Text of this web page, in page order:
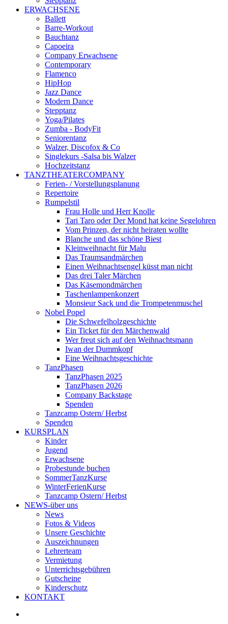
ERWACHSENE
Ballett
Barre-Workout
Bauchtanz
Capoeira
Company Erwachsene
Contemporary
Flamenco
HipHop
Jazz Dance
Modern Dance
Stepptanz
Yoga/Pilates
Zumba - BodyFit
Seniorentanz
Walzer, Discofox & Co
Singlekurs -Salsa bis Walzer
Hochzeitstanz
TANZTHEATERCOMPANY
Ferien- / Vorstellungsplanung
Repertoire
Rumpelstil
Frau Holle und Herr Knolle
Tari Taro oder Der Mond hat keine Segelohren
Vom Prinzen, der nicht heiraten wollte
Blanche und das schöne Biest
Kleinweihnacht für Malu
Das Traumsandmärchen
Einen Weihnachtsengel küsst man nicht
Das drei Taler Märchen
Das Käsemondmärchen
Taschenlampenkonzert
Monsieur Sack und die Trompetenmuschel
Nobel Popel
Die Schwefelholzgeschichte
Ein Ticket für den Märchenwald
Wer freut sich auf den Weihnachtsmann
Iwan der Dummkopf
Eine Weihnachtsgeschichte
TanzPhasen
TanzPhasen 2025
TanzPhasen 2026
Company Backstage
Spenden
Tanzcamp Ostern/ Herbst
Spenden
KURSPLAN
Kinder
Jugend
Erwachsene
Probestunde buchen
SommerTanzKurse
WinterFerienKurse
Tanzcamp Ostern/ Herbst
NEWS-über uns
News
Fotos & Videos
Unsere Geschichte
Auszeichnungen
Lehrerteam
Vermietung
Unterrichtsgebühren
Gutscheine
Kinderschutz
KONTAKT